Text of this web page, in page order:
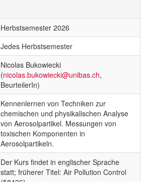
Herbstsemester 2026
Jedes Herbstsemester
Nicolas Bukowiecki
(nicolas.bukowiecki@unibas.ch,
BeurteilerIn)
Kennenlernen von Techniken zur
chemischen und physikalischen Analyse
von Aerosolpartikel. Messungen von
toxischen Komponenten in
Aerosolpartikeln.
Der Kurs findet in englischer Sprache
statt; früherer Titel: Air Pollution Control